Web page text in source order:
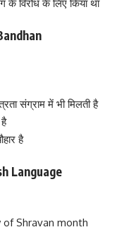
के विरोध के लिए किया था
संग्राम में भी मिलती है
है
Language
Shravan month